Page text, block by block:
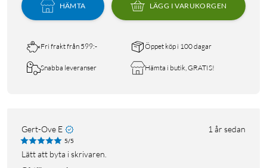
HÄMTA LÄGG I VARUKORGEN
Fri frakt från 599:- Öppet köp i 100 dagar
Snabba leveranser Hämta i butik, GRATIS!
Gert-Ove E 1 år sedan
5/5
Lätt att byta i skrivaren.